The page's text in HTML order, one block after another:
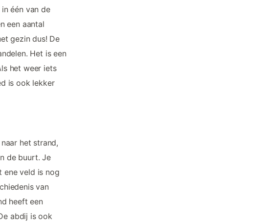
één van de
een aantal
gezin dus! De
Het is een
het weer iets
is ook lekker
het strand,
de buurt. Je
ene veld is nog
van
heeft een
abdij is ook